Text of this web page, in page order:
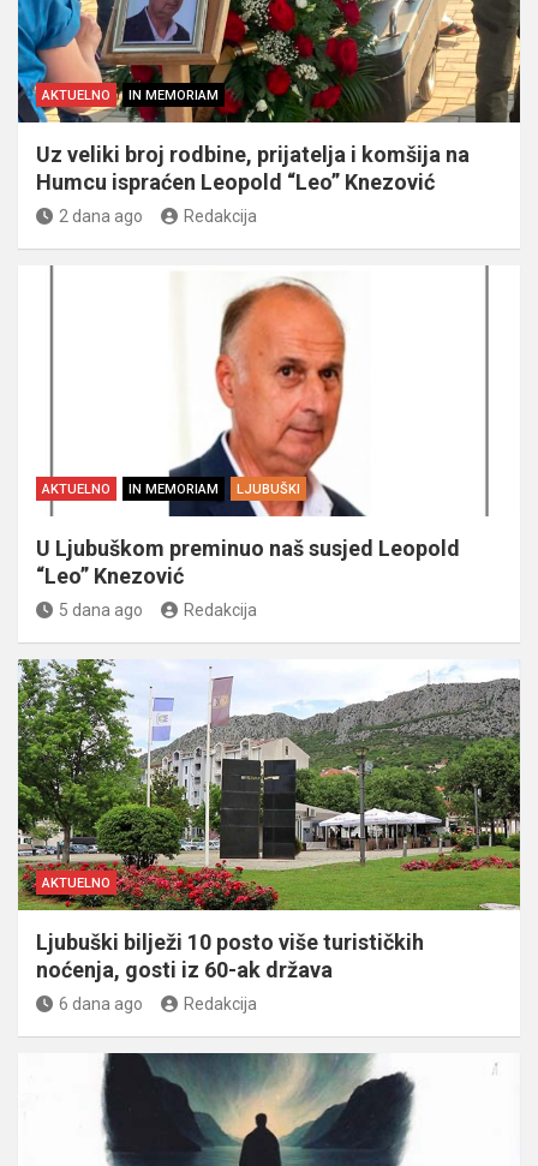
AKTUELNO IN MEMORIAM
Uz veliki broj rodbine, prijatelja i komšija na
Humcu ispraćen Leopold “Leo” Knezović
2 dana ago Redakcija
AKTUELNO IN MEMORIAM LJUBUŠKI
U Ljubuškom preminuo naš susjed Leopold
“Leo” Knezović
5 dana ago Redakcija
AKTUELNO
Ljubuški bilježi 10 posto više turističkih
noćenja, gosti iz 60-ak država
6 dana ago Redakcija